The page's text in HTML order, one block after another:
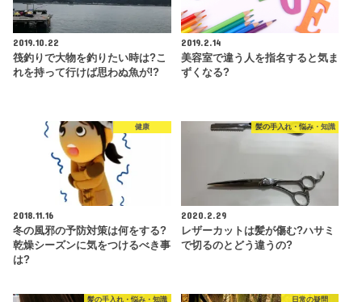
2019.10.22
筏釣りで大物を釣りたい時は?こ
れを持って行けば思わぬ魚が!?
2019.2.14
美容室で違う人を指名すると気ま
ずくなる?
健康
2018.11.16
冬の風邪の予防対策は何をする?
乾燥シーズンに気をつけるべき事
は?
髪の手入れ・悩み・知識
2020.2.29
レザーカットは髪が傷む?ハサミ
で切るのとどう違うの?
髪の手入れ・悩み・知識 日常の疑問